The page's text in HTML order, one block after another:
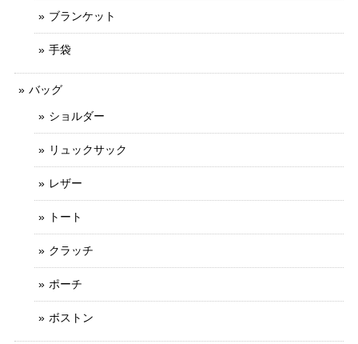
ブランケット
手袋
バッグ
ショルダー
リュックサック
レザー
トート
クラッチ
ポーチ
ボストン